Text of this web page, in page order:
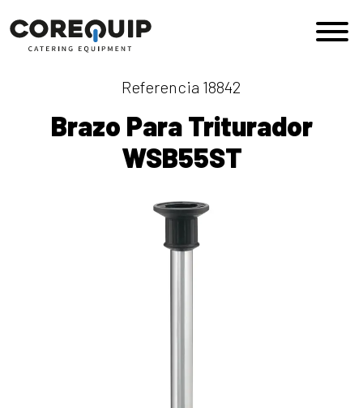
Navegación principal
Referencia 18842
Brazo Para Triturador
WSB55ST